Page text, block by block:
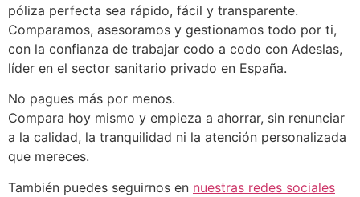
póliza perfecta sea rápido, fácil y transparente.
Comparamos, asesoramos y gestionamos todo por ti,
con la confianza de trabajar codo a codo con Adeslas,
líder en el sector sanitario privado en España.
No pagues más por menos.
Compara hoy mismo y empieza a ahorrar, sin renunciar
a la calidad, la tranquilidad ni la atención personalizada
que mereces.
También puedes seguirnos en nuestras redes sociales